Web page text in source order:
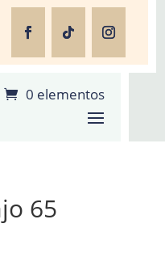
0 elementos
65